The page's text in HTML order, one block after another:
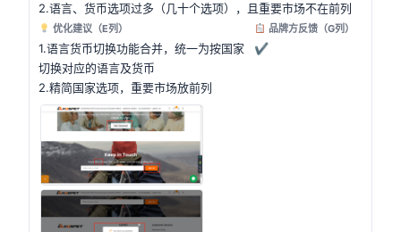
2.语言、货币选项过多（几十个选项），且重要市场不在前列
优化建议（E列）
1.语言货币切换功能合并，统一为按国家
切换对应的语言及货币
2.精简国家选项，重要市场放前列
品牌方反馈（G列）
✔